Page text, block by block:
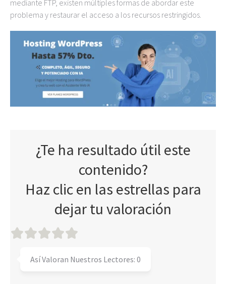
mediante FTP, existen múltiples formas de abordar este
problema y restaurar el acceso a los recursos restringidos.
¿Te ha resultado útil este
contenido?
Haz clic en las estrellas para
dejar tu valoración
Así Valoran Nuestros Lectores: 0